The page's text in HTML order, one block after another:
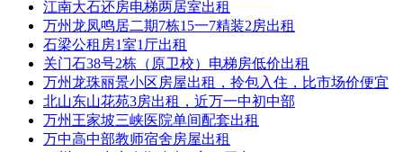
江南大石还房电梯两居室出租
万州龙凤鸣居二期7栋15一7精装2房出租
石梁公租房1室1厅出租
关门石38号2栋（原卫校）电梯房低价出租
万州龙珠丽景小区房屋出租，拎包入住，比市场价便宜
北山东山花苑3房出租，近万一中初中部
万州王家坡三峡医院单间配套出租
万中高中部教师宿舍房屋出租